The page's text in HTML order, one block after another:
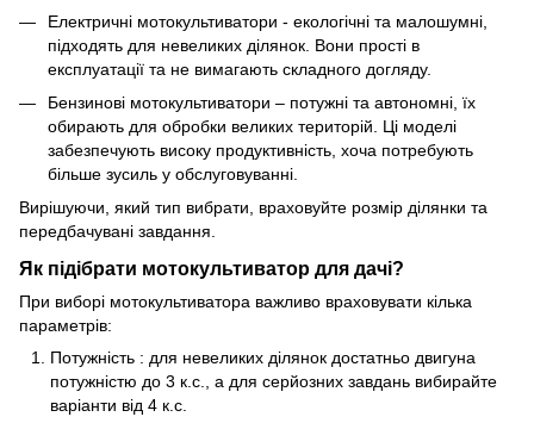
Електричні мотокультиватори - екологічні та малошумні,
підходять для невеликих ділянок. Вони прості в
експлуатації та не вимагають складного догляду.
Бензинові мотокультиватори – потужні та автономні, їх
обирають для обробки великих територій. Ці моделі
забезпечують високу продуктивність, хоча потребують
більше зусиль у обслуговуванні.
Вирішуючи, який тип вибрати, враховуйте розмір ділянки та
передбачувані завдання.
Як підібрати мотокультиватор для дачі?
При виборі мотокультиватора важливо враховувати кілька
параметрів:
Потужність : для невеликих ділянок достатньо двигуна
потужністю до 3 к.с., а для серйозних завдань вибирайте
варіанти від 4 к.с.